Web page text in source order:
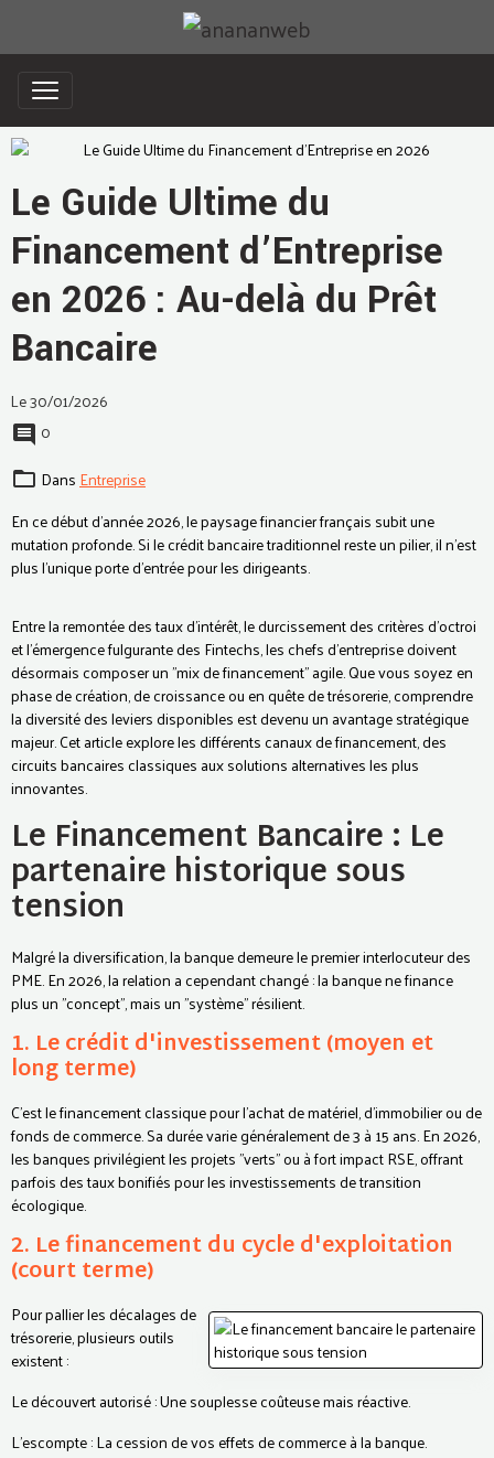
Le Guide Ultime du
Financement d’Entreprise
en 2026 : Au-delà du Prêt
Bancaire
Le 30/01/2026
0
DansEntreprise
En ce début d'année 2026, le paysage financier français subit une
mutation profonde. Si le crédit bancaire traditionnel reste un pilier, il n'est
plus l'unique porte d'entrée pour les dirigeants.
Entre la remontée des taux d'intérêt, le durcissement des critères d'octroi
et l'émergence fulgurante des Fintechs, les chefs d'entreprise doivent
désormais composer un "mix de financement" agile. Que vous soyez en
phase de création, de croissance ou en quête de trésorerie, comprendre
la diversité des leviers disponibles est devenu un avantage stratégique
majeur. Cet article explore les différents canaux de financement, des
circuits bancaires classiques aux solutions alternatives les plus
innovantes.
Le Financement Bancaire : Le
partenaire historique sous
tension
Malgré la diversification, la banque demeure le premier interlocuteur des
PME. En 2026, la relation a cependant changé : la banque ne finance
plus un "concept", mais un "système" résilient.
1. Le crédit d'investissement (moyen et
long terme)
C'est le financement classique pour l'achat de matériel, d'immobilier ou de
fonds de commerce. Sa durée varie généralement de 3 à 15 ans. En 2026,
les banques privilégient les projets "verts" ou à fort impact RSE, offrant
parfois des taux bonifiés pour les investissements de transition
écologique.
2. Le financement du cycle d'exploitation
(court terme)
Pour pallier les décalages de
trésorerie, plusieurs outils
existent :
Le découvert autorisé : Une souplesse coûteuse mais réactive.
L'escompte : La cession de vos effets de commerce à la banque.